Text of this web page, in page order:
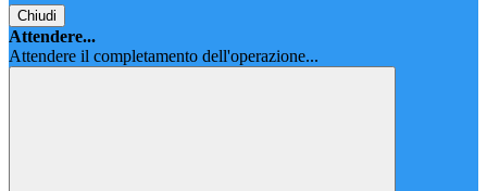
Chiudi
Attendere...
Attendere il completamento dell'operazione...